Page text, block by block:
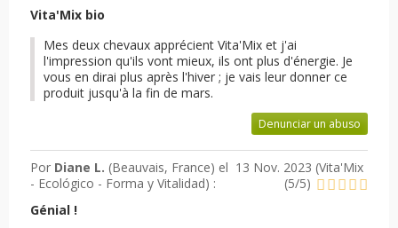
Vita'Mix bio
Mes deux chevaux apprécient Vita'Mix et j'ai
l'impression qu'ils vont mieux, ils ont plus d'énergie. Je
vous en dirai plus après l'hiver ; je vais leur donner ce
produit jusqu'à la fin de mars.
Denunciar un abuso
Por Diane L. (Beauvais, France) el 13 Nov. 2023 (Vita'Mix
- Ecológico - Forma y Vitalidad) : (5/5)
Génial !